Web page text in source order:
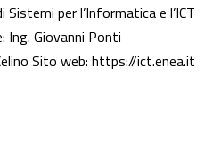
per l’Informatica e l’ICT
Ing. Giovanni Ponti
Sito web: https://ict.enea.it